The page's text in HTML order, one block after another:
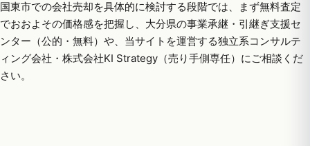
国東市での会社売却を具体的に検討する段階では、まず無料査定
でおおよその価格感を把握し、大分県の事業承継・引継ぎ支援セ
ンター（公的・無料）や、当サイトを運営する独立系コンサルテ
ィング会社・株式会社KI Strategy（売り手側専任）にご相談くだ
さい。